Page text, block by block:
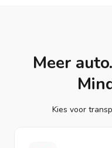
Meer
Kies voor